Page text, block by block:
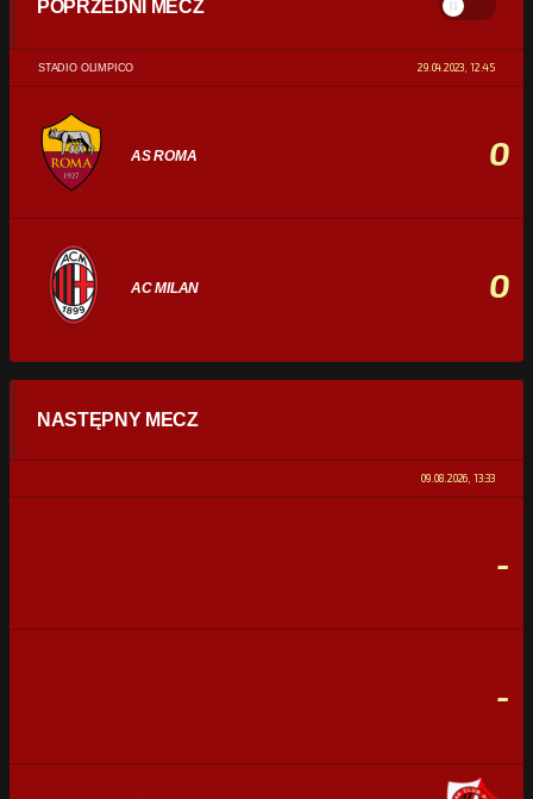
POPRZEDNI MECZ
STADIO OLIMPICO 29.04.2023, 12:45
AS ROMA 0
AC MILAN 0
STATYSTYKI
0% 100%
NASTĘPNY MECZ
09.08.2026, 13:33
-
-